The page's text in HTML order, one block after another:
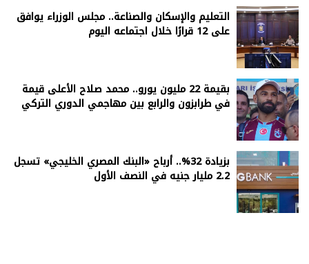
التعليم والإسكان والصناعة.. مجلس الوزراء يوافق
على 12 قرارًا خلال اجتماعه اليوم
بقيمة 22 مليون يورو.. محمد صلاح الأعلى قيمة
في طرابزون والرابع بين مهاجمي الدوري التركي
بزيادة 32%.. أرباح «البنك المصري الخليجي» تسجل
2.2 مليار جنيه في النصف الأول